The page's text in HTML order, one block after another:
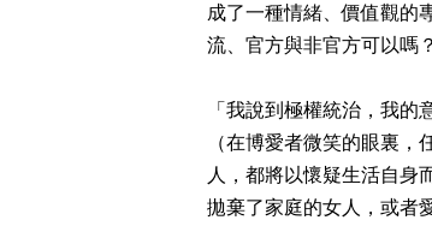
成了一種情緒、價值觀
流、官方與非官方可以嗎
「我說到極權統治，我
（在博愛者微笑的眼裏
人，都將以懷疑生活自身
拋棄了家庭的女人，或者